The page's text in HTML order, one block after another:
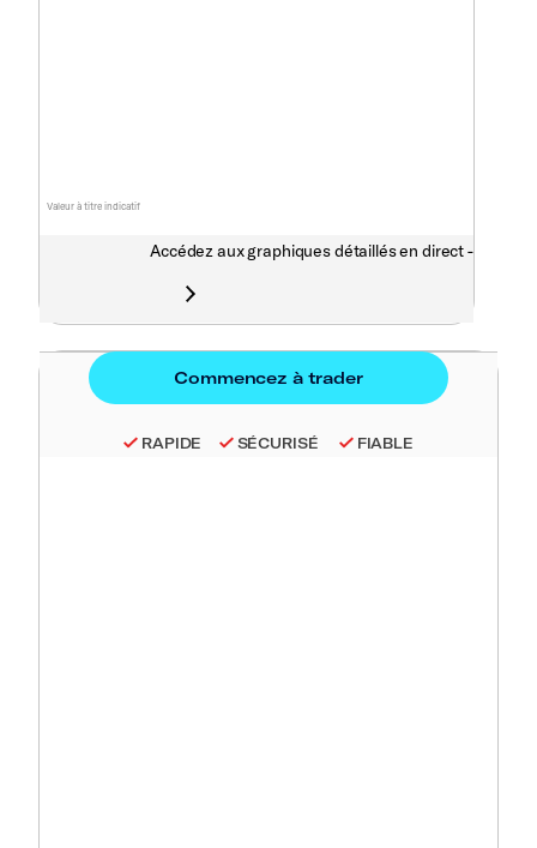
Valeur à titre indicatif
Accédez aux graphiques détaillés en direct -
RAPIDE SÉCURISÉ FIABLE